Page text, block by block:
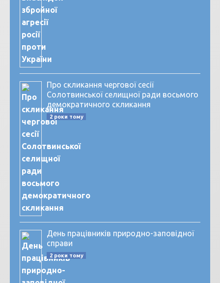
Про скликання чергової сесії
Солотвинської селищної ради восьмого
демократичного скликання
2 роки тому
День працівників природно-заповідної
справи
2 роки тому